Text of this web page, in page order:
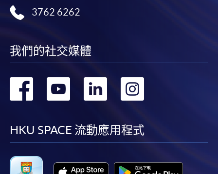
3762 6262
我們的社交媒體
轉
facebook
轉
youtube
轉
linkedin
轉
HKU SPACE 流動應用程式